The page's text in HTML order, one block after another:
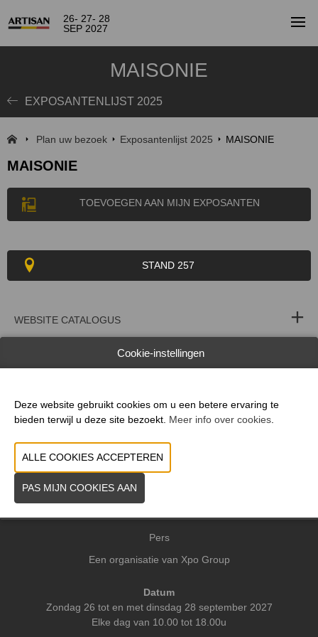
26- 27- 28
SEP 2027
MAISONIE
EXPOSANTENLIJST 2025
Plan uw bezoek Exposantenlijst 2025 MAISONIE
MAISONIE
TOEVOEGEN AAN MIJN EXPOSANTEN
STAND 257
WEBSITE CATALOGUS
VORIGE VOLGENDE
Praktische info
Contact
Pers
Een organisatie van Xpo Group
Datum
Zondag 26 tot en met dinsdag 28 september 2027
Elke dag van 10.00 tot 18.00u
Cookie-instellingen
Deze website gebruikt cookies om u een betere ervaring te
bieden terwijl u deze site bezoekt. Meer info over cookies